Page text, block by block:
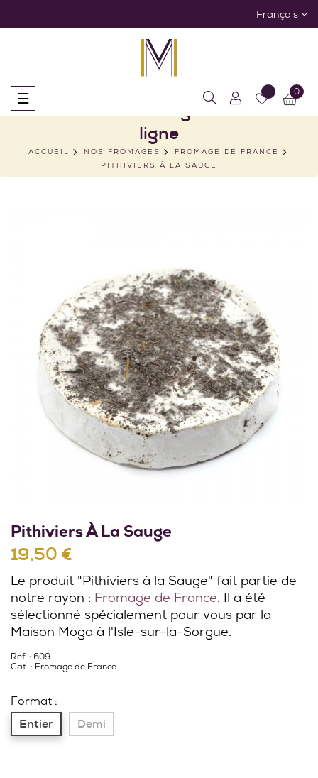
Français
Basculer
la
☰ 0
Pithiviers à la Sauge : Achat en
ligne
ACCUEIL NOS FROMAGES
FROMAGE DE FRANCE
PITHIVIERS À LA SAUGE
Pithiviers À La Sauge
19,50 €
Le produit "Pithiviers à la Sauge" fait partie de
notre rayon : Fromage de France. Il a été
sélectionné spécialement pour vous par la
Maison Moga à l'Isle-sur-la-Sorgue.
Ref. : 609
Cat. : Fromage de France
Format :
Entier
Demi